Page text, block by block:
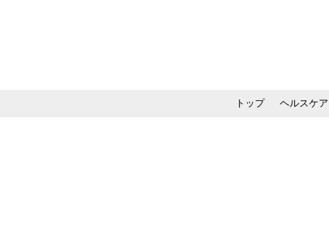
トップ ヘルスケア